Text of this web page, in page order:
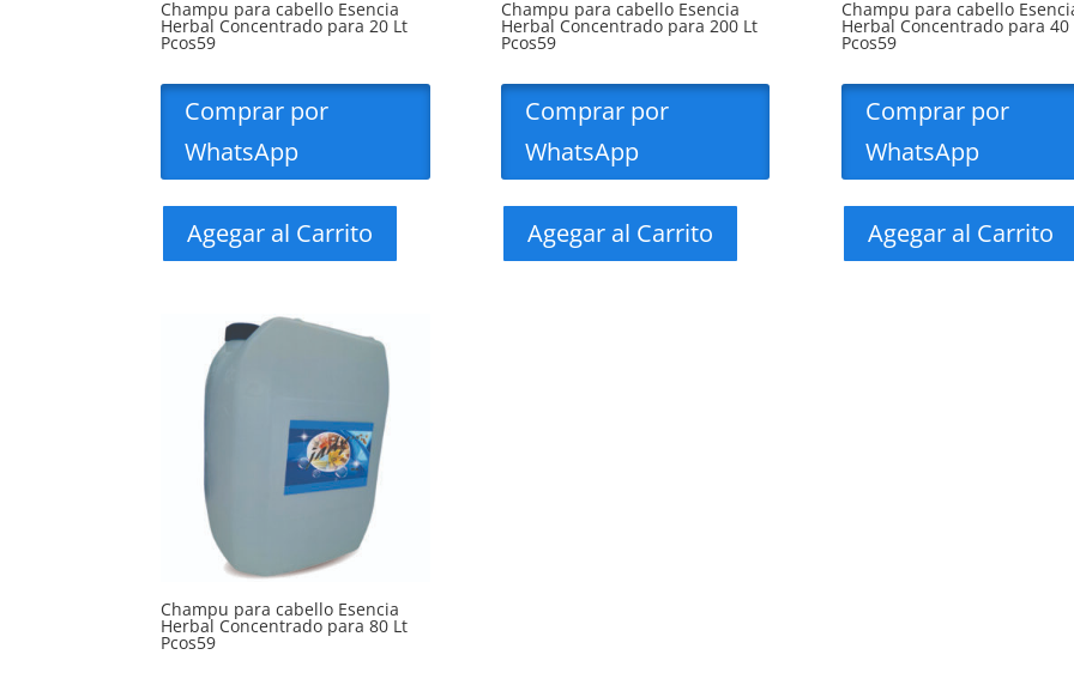
Champu para cabello Esencia
Herbal Concentrado para 20 Lt
Pcos59
Comprar por
WhatsApp
Agegar al Carrito
Champu para cabello Esencia
Herbal Concentrado para 200 Lt
Pcos59
Comprar por
WhatsApp
Agegar al Carrito
Champu para cabello
Herbal Concentrado para 40
Pcos59
Comprar por
WhatsApp
Agegar al Carrito
Champu para cabello Esencia
Herbal Concentrado para 80 Lt
Pcos59